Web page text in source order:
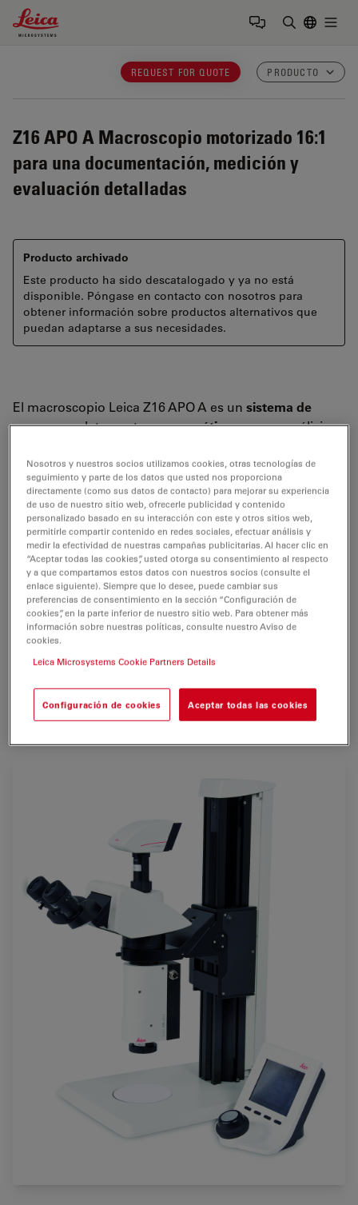
Leica Microsystems Logo
REQUEST FOR QUOTE PRODUCTO
Z16 APO A Macroscopio motorizado 16:1
para una documentación, medición y
evaluación detalladas
Producto archivado
Este producto ha sido descatalogado y ya no está
disponible. Póngase en contacto con nosotros para
obtener información sobre productos alternativos que
puedan adaptarse a sus necesidades.
El macroscopio Leica Z16 APO A es un sistema de
zoomcompletamenteapocromáticopara un análisis
detalle. Elzoom,el diafragma del irisy elenfoque fino
estánmotorizados. Latrayectoria de haz único
proporciona imágenes en 2D y garantiza una
obtención de imágenessin paralaje.
Junto con lascámaras Leica DFCy laLeica
Applications Suite, es perfecto para la obtención de
imágenes digitales.
diseño modularpermite una configuración
optimizada de cada aplicación. La conexión directa de
una cámara digital consigue unos
con un tubo binocular de la línea de microscopios
estereoscópicos.
Nosotros y nuestros socios utilizamos cookies, otras tecnologías de
seguimiento y parte de los datos que usted nos proporciona
directamente (como sus datos de contacto) para mejorar su experiencia
de uso de nuestro sitio web, ofrecerle publicidad y contenido
personalizado basado en su interacción con este y otros sitios web,
permitirle compartir contenido en redes sociales, efectuar análisis y
medir la efectividad de nuestras campañas publicitarias. Al hacer clic en
“Aceptar todas las cookies”, usted otorga su consentimiento al respecto
y a que compartamos estos datos con nuestros socios (consulte el
enlace siguiente). Siempre que lo desee, puede cambiar sus
preferencias de consentimiento en la sección “Configuración de
cookies”, en la parte inferior de nuestro sitio web. Para obtener más
información sobre nuestras políticas, consulte nuestro Aviso de
cookies.
Leica Microsystems Cookie Partners Details
Configuración de cookies Aceptar todas las cookies